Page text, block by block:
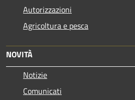
Autorizzazioni
Agricoltura e pesca
NOVITÀ
Notizie
Comunicati